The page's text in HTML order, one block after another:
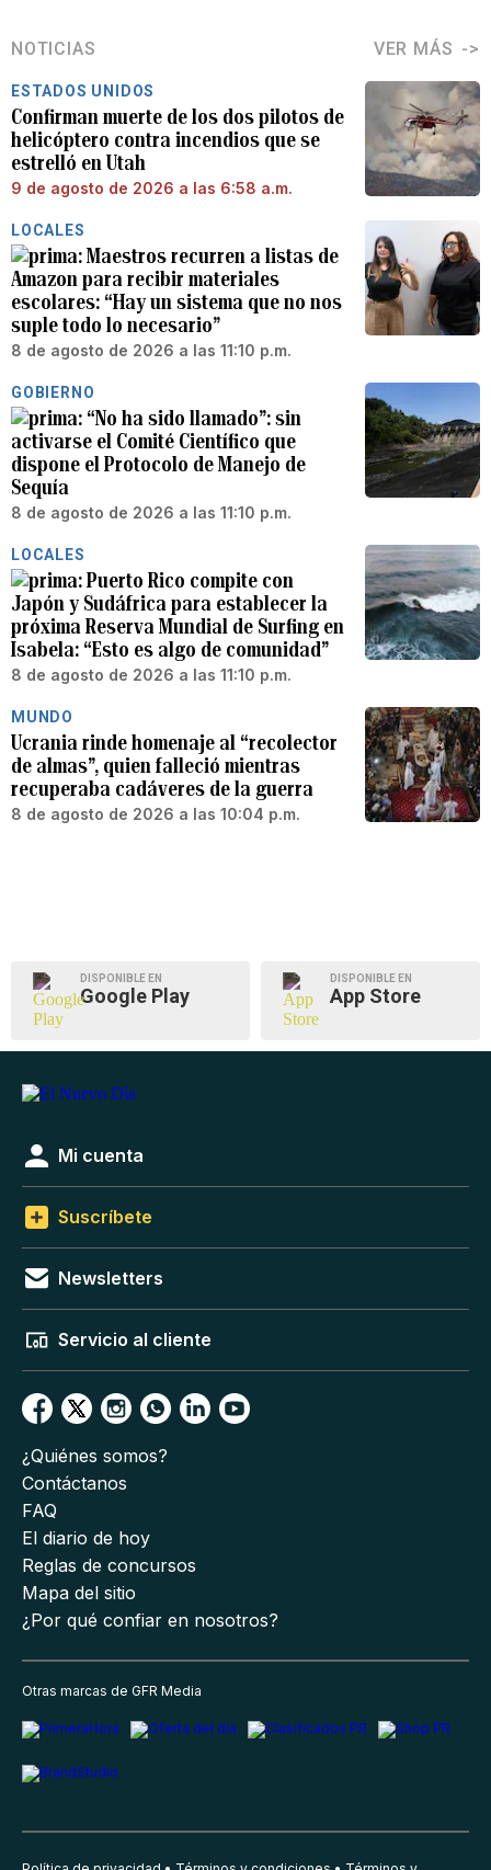
NOTICIAS VER MÁS
ESTADOS UNIDOS
Confirman muerte de los dos pilotos de
helicóptero contra incendios que se
estrelló en Utah
9 de agosto de 2026 a las 6:58 a.m.
LOCALES
Maestros recurren a listas de
Amazon para recibir materiales
escolares: “Hay un sistema que no nos
suple todo lo necesario”
8 de agosto de 2026 a las 11:10 p.m.
GOBIERNO
“No ha sido llamado”: sin
activarse el Comité Científico que
dispone el Protocolo de Manejo de
Sequía
8 de agosto de 2026 a las 11:10 p.m.
LOCALES
Puerto Rico compite con
Japón y Sudáfrica para establecer la
próxima Reserva Mundial de Surfing en
Isabela: “Esto es algo de comunidad”
8 de agosto de 2026 a las 11:10 p.m.
MUNDO
Ucrania rinde homenaje al “recolector
de almas”, quien falleció mientras
recuperaba cadáveres de la guerra
8 de agosto de 2026 a las 10:04 p.m.
DISPONIBLE EN
Google Play
DISPONIBLE EN
App Store
Mi cuenta
Suscríbete
Newsletters
Servicio al cliente
¿Quiénes somos?
Contáctanos
FAQ
El diario de hoy
Reglas de concursos
Mapa del sitio
¿Por qué confiar en nosotros?
Otras marcas de GFR Media